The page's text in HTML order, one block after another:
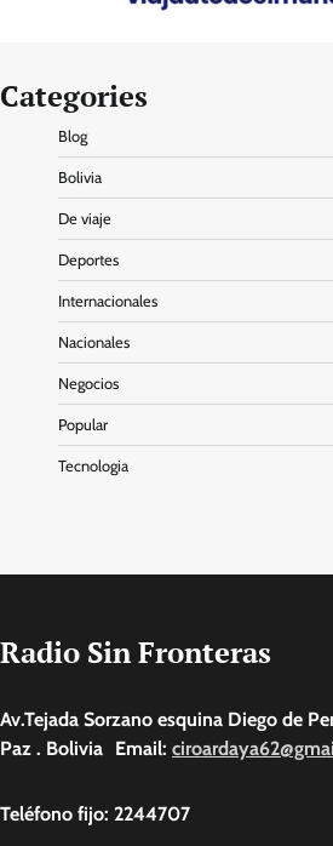
Categories
Blog
Bolivia
De viaje
Deportes
Internacionales
Nacionales
Negocios
Popular
Tecnologia
Radio Sin Fronteras
Av.Tejada Sorzano esquina Diego de
Paz . Bolivia Email:
Teléfono fijo: 2244707